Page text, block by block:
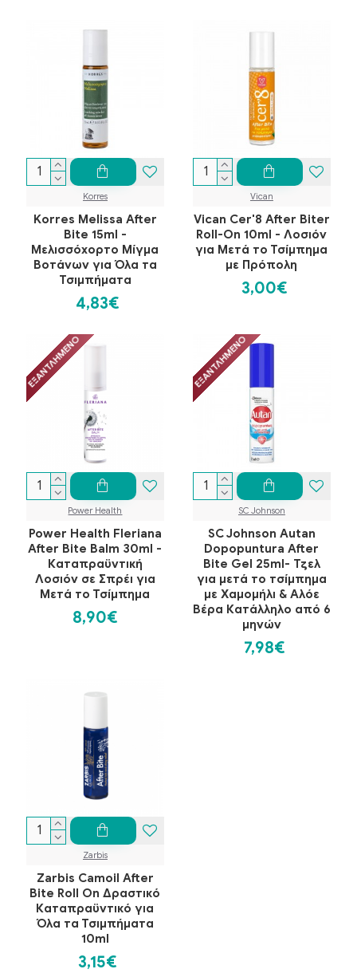
Korres
Korres Melissa After
Bite 15ml -
Μελισσόχορτο Μίγμα
Βοτάνων για Όλα τα
Τσιμπήματα
4,83€
Vican
Vican Cer'8 After Biter
Roll-On 10ml - Λοσιόν
για Μετά το Τσίμπημα
με Πρόπολη
3,00€
ΕΞΑΝΤΛΗΜΈΝΟ
Power Health
Power Health Fleriana
After Bite Balm 30ml -
Καταπραϋντική
Λοσιόν σε Σπρέι για
Μετά το Τσίμπημα
8,90€
ΕΞΑΝΤΛΗΜΈΝΟ
SC Johnson
SC Johnson Autan
Dopopuntura After
Bite Gel 25ml- Τζελ
για μετά το τσίμπημα
με Χαμομήλι & Αλόε
Βέρα Κατάλληλο από 6
μηνών
7,98€
Zarbis
Zarbis Camoil After
Bite Roll On Δραστικό
Καταπραϋντικό για
Όλα τα Τσιμπήματα
10ml
3,15€